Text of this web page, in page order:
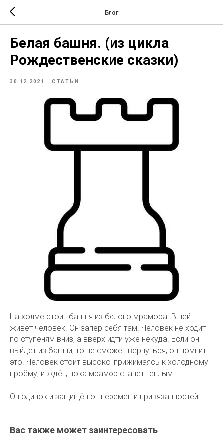
Блог
Белая башня. (из цикла
Рождественские сказки)
30.12.2021 СТАТЬИ
На холме стоит башня из белого мрамора. В ней
живет человек. Он запер себя там. Человек не ходит
по ступеням вниз, а вверх идти уже некуда. Если он
выйдет из башни, то не сможет вернуться, он помнит
это. Человек стоит высоко, прижимаясь к холодному
проёму, и ждёт, пока мрамор станет теплым.
Он одинок и защищён от перемен и привязанностей.
Вас также может заинтересовать